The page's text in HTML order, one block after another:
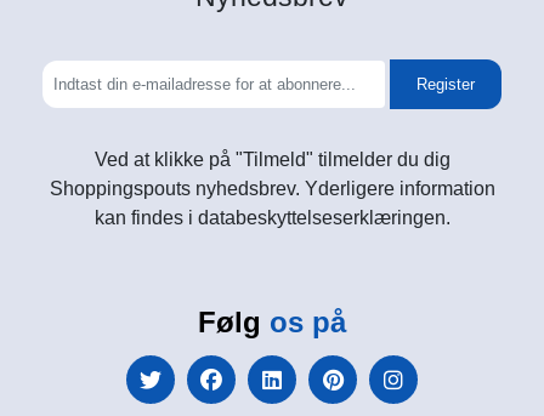
Register
Ved at klikke på "Tilmeld" tilmelder du dig
Shoppingspouts nyhedsbrev. Yderligere information
kan findes i databeskyttelseserklæringen.
Følg os på